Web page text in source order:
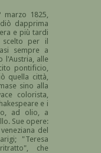
1825,
dapprima
e più tardi
per il
sempre a
l'Austria, alle
pontificio,
quella città,
sino alla
colorista,
e i
ad olio, a
Sue opere:
del
"Teresa
che